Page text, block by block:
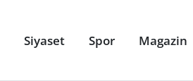
Siyaset Spor Magazin